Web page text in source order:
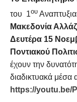
του 1ου
Μακεδονία
Δευτέρα 15
Ποντιακού
έχουν την
διαδικτυακά
https://youtu.be/